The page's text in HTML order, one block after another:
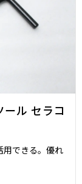
ル セラコ
用できる。優れ